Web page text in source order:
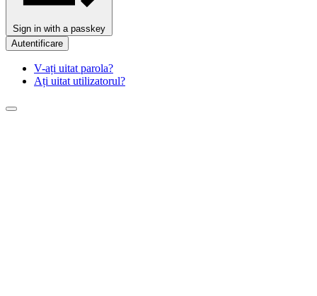
Sign in with a passkey
Autentificare
V-ați uitat parola?
Ați uitat utilizatorul?